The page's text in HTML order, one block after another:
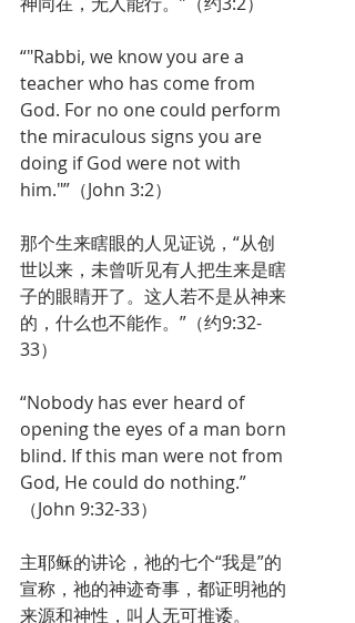
“"Rabbi, we know you are a
teacher who has come from
God. For no one could perform
the miraculous signs you are
doing if God were not with
him."”（John 3:2）
那个生来瞎眼的人见证说，“从创
世以来，未曾听见有人把生来是瞎
子的眼睛开了。这人若不是从神来
的，什么也不能作。”（约9:32-
33）
“Nobody has ever heard of
opening the eyes of a man born
blind. If this man were not from
God, He could do nothing.”
（John 9:32-33）
主耶稣的讲论，祂的七个“我是”的
宣称，祂的神迹奇事，都证明祂的
来源和神性，叫人无可推诿。